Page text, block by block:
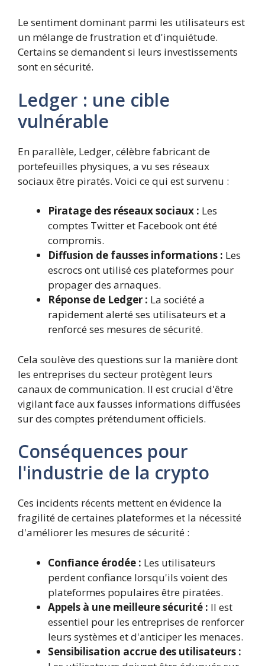
Le sentiment dominant parmi les utilisateurs est
un mélange de frustration et d'inquiétude.
Certains se demandent si leurs investissements
sont en sécurité.
Ledger : une cible
vulnérable
En parallèle, Ledger, célèbre fabricant de
portefeuilles physiques, a vu ses réseaux
sociaux être piratés. Voici ce qui est survenu :
Piratage des réseaux sociaux : Les
comptes Twitter et Facebook ont été
compromis.
Diffusion de fausses informations : Les
escrocs ont utilisé ces plateformes pour
propager des arnaques.
Réponse de Ledger : La société a
rapidement alerté ses utilisateurs et a
renforcé ses mesures de sécurité.
Cela soulève des questions sur la manière dont
les entreprises du secteur protègent leurs
canaux de communication. Il est crucial d'être
vigilant face aux fausses informations diffusées
sur des comptes prétendument officiels.
Conséquences pour
l'industrie de la crypto
Ces incidents récents mettent en évidence la
fragilité de certaines plateformes et la nécessité
d'améliorer les mesures de sécurité :
Confiance érodée : Les utilisateurs
perdent confiance lorsqu'ils voient des
plateformes populaires être piratées.
Appels à une meilleure sécurité : Il est
essentiel pour les entreprises de renforcer
leurs systèmes et d'anticiper les menaces.
Sensibilisation accrue des utilisateurs :